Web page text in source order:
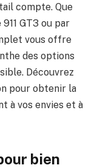
compte. Que
GT3 ou par
vous offre
des options
Découvrez
pour obtenir la
à vos envies et à
bien